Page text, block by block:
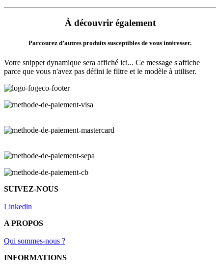
À découvrir également
Parcourez d’autres produits susceptibles de vous intéresser.
Votre snippet dynamique sera affiché ici... Ce message s'affiche
parce que vous n'avez pas défini le filtre et le modèle à utiliser.
SUIVEZ-NOUS
Linkedin
A PROPOS
Qui sommes-nous ?
INFORMATIONS